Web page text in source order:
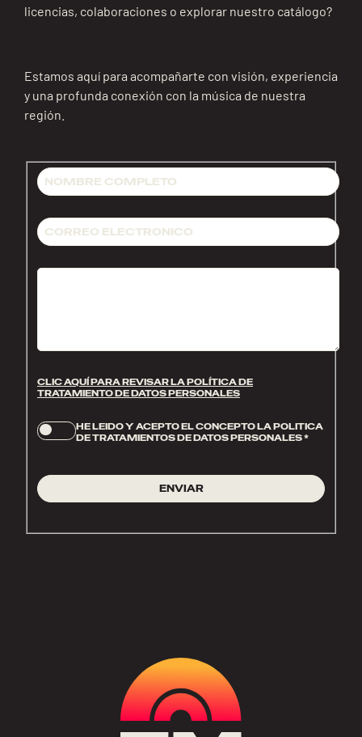
licencias, colaboraciones o explorar nuestro catálogo?
Estamos aquí para acompañarte con visión, experiencia
y una profunda conexión con la música de nuestra
región.
CLIC AQUÍ PARA REVISAR LA POLÍTICA DE
TRATAMIENTO DE DATOS PERSONALES
HE LEIDO Y ACEPTO EL CONCEPTO LA POLITICA
DE TRATAMIENTOS DE DATOS PERSONALES*
ENVIAR